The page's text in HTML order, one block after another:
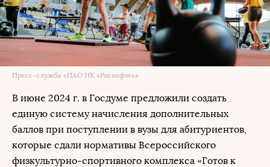
Пресс-служба «ПАО НК «Роснефть»
В июне 2024 г. в Госдуме предложили создать
единую систему начисления дополнительных
баллов при поступлении в вузы для абитуриентов,
которые сдали нормативы Всероссийского
физкультурно-спортивного комплекса «Готов к